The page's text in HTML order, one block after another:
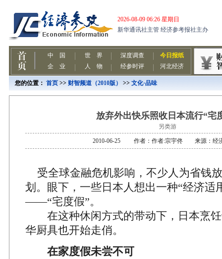
您的位置： 首页 >> 财智频道（2010版） >> 文化·品味
放弃外出快乐照收日本流行“宅
另类游
2010-06-25 作者：作者:宗宇佟 来源：经
受全球金融危机影响，不少人为省钱
划。眼下，一些日本人想出一种“经济适
——“宅度假”。
在这种休闲方式的带动下，日本烹饪
华厨具也开始走俏。
在家度假未尝不可